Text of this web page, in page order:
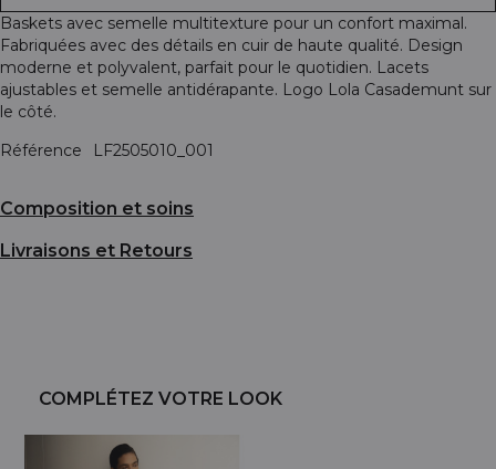
Baskets avec semelle multitexture pour un confort maximal.
Fabriquées avec des détails en cuir de haute qualité. Design
moderne et polyvalent, parfait pour le quotidien. Lacets
ajustables et semelle antidérapante. Logo Lola Casademunt sur
le côté.
Référence
LF2505010_001
Composition et soins
Livraisons et Retours
COMPLÉTEZ VOTRE LOOK